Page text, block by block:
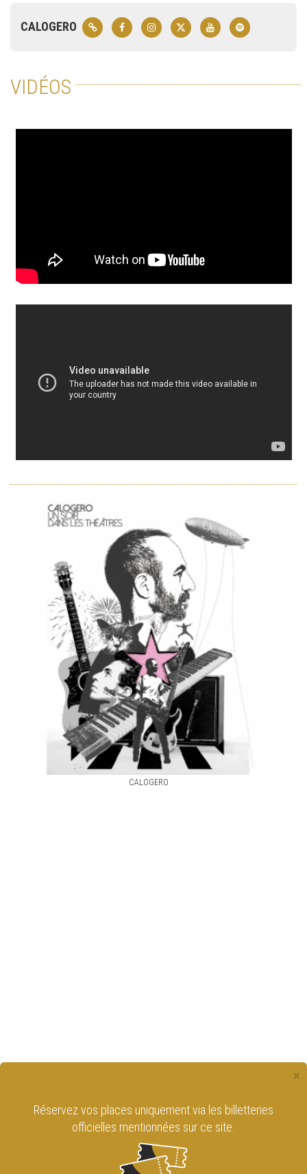
CALOGERO
VIDÉOS
CALOGERO
×
Réservez vos places uniquement via les billetteries
officielles mentionnées sur ce site.